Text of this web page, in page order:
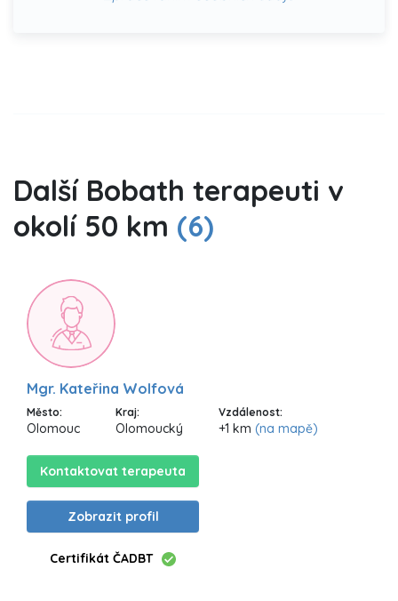
Další Bobath terapeuti v
okolí 50 km (6)
Mgr. Kateřina Wolfová
Město:
Olomouc
Kraj:
Olomoucký
Vzdálenost:
+1 km (na mapě)
Kontaktovat terapeuta
Zobrazit profil
Certifikát ČADBT